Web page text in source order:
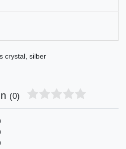
crystal, silber
(0)